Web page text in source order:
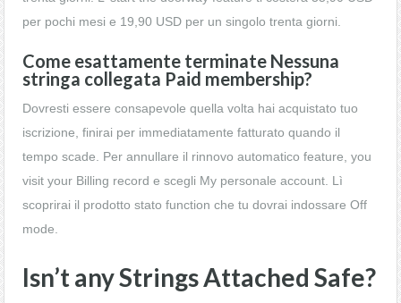
per pochi mesi e 19,90 USD per un singolo trenta giorni.
Come esattamente terminate Nessuna
stringa collegata Paid membership?
Dovresti essere consapevole quella volta hai acquistato tuo
iscrizione, finirai per immediatamente fatturato quando il
tempo scade. Per annullare il rinnovo automatico feature, you
visit your Billing record e scegli My personale account. Lì
scoprirai il prodotto stato function che tu dovrai indossare Off
mode.
Isn’t any Strings Attached Safe?